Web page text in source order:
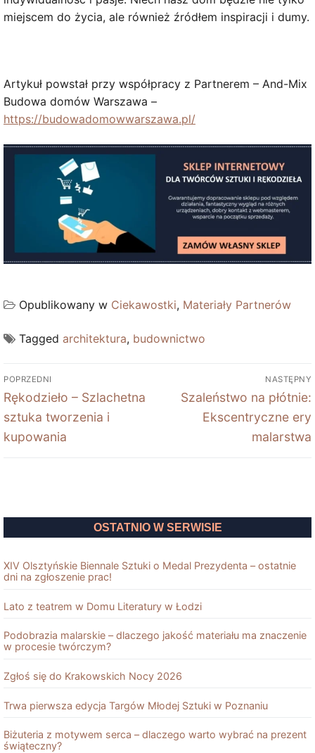
miejscem do życia, ale również źródłem inspiracji i dumy.
Artykuł powstał przy współpracy z Partnerem – And-Mix
Budowa domów Warszawa –
https://budowadomowwarszawa.pl/
Opublikowany w Ciekawostki, Materiały Partnerów
Tagged architektura, budownictwo
Nawigacja
wpisu
POPRZEDNI
Poprzedni
wpis:
Rękodzieło – Szlachetna
sztuka tworzenia i
kupowania
NASTĘPNY
Next
post:
Szaleństwo na płótnie:
Ekscentryczne ery
malarstwa
OSTATNIO W SERWISIE
XIV Olsztyńskie Biennale Sztuki o Medal Prezydenta – ostatnie
dni na zgłoszenie prac!
Lato z teatrem w Domu Literatury w Łodzi
Podobrazia malarskie – dlaczego jakość materiału ma znaczenie
w procesie twórczym?
Zgłoś się do Krakowskich Nocy 2026
Trwa pierwsza edycja Targów Młodej Sztuki w Poznaniu
Biżuteria z motywem serca – dlaczego warto wybrać na prezent
świąteczny?